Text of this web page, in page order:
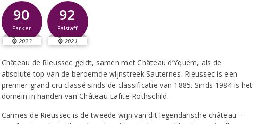
90
Parker
2023
92
Falstaff
2021
Château de Rieussec geldt, samen met Château d’Yquem, als de
absolute top van de beroemde wijnstreek Sauternes. Rieussec is een
premier grand cru classé sinds de classificatie van 1885. Sinds 1984 is het
domein in handen van Château Lafite Rothschild.
Carmes de Rieussec is de tweede wijn van dit legendarische château –